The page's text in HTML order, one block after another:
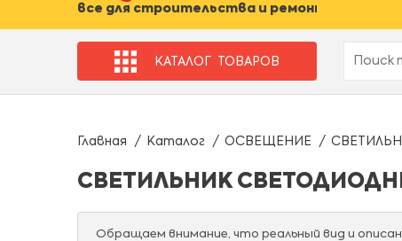
все для строительства и ремонта
КАТАЛОГ ТОВАРОВ
Главная Каталог ОСВЕЩЕНИЕ
СВЕТИЛЬНИК
Обращаем внимание, что реальный вид и